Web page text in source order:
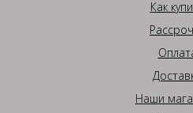
Как
Наши